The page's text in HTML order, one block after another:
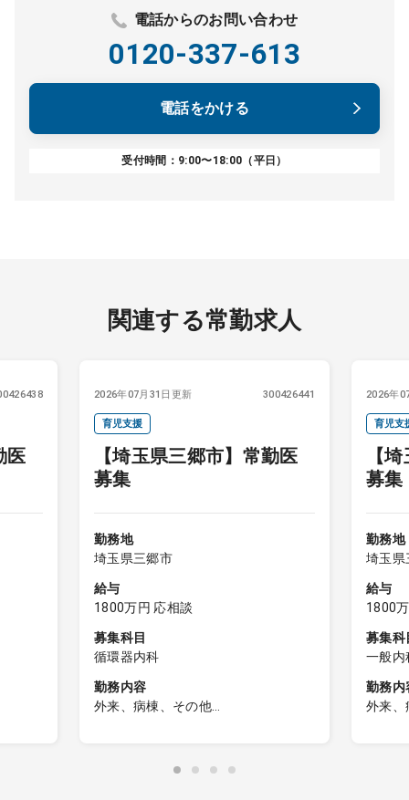
電話からのお問い合わせ
0120-337-613
電話をかける
受付時間：9:00〜18:00（平日）
関連する常勤求人
医
2026年07月31日更新 300426441
育児支援
【埼玉県三郷市】常勤医
募集
勤務地
埼玉県三郷市
給与
1800万円 応相談
募集科目
循環器内科
勤務内容
外来、病棟、その他
事、集患活動等
2026年
育児支
【
募
勤務地
埼玉県
給与
1800
募集科
一般内
勤務内
外来、